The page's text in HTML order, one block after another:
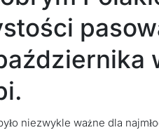
niezwykle ważne dla